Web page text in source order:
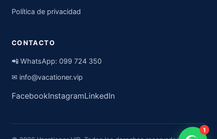
Política de privacidad
CONTACTO
📲 WhatsApp: 099 724 350
✉ info@vacationer.vip
FacebookInstagramLinkedIn
1